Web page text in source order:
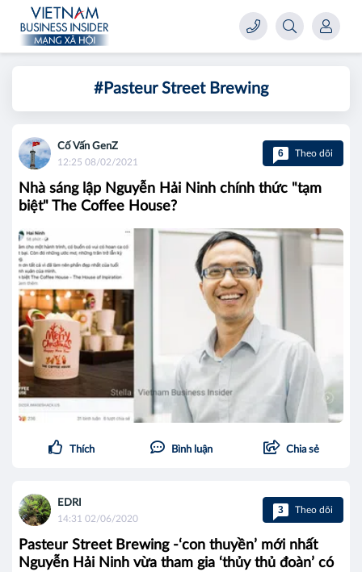
#Pasteur Street Brewing
Cố Vấn GenZ
12:25 08/02/2021
6 Theo dõi
Nhà sáng lập Nguyễn Hải Ninh chính thức "tạm
biệt" The Coffee House?
Thích Bình luận Chia sẻ
EDRI
14:31 02/06/2020
3 Theo dõi
Pasteur Street Brewing -‘con thuyền’ mới nhất
Nguyễn Hải Ninh vừa tham gia ‘thủy thủ đoàn’ có